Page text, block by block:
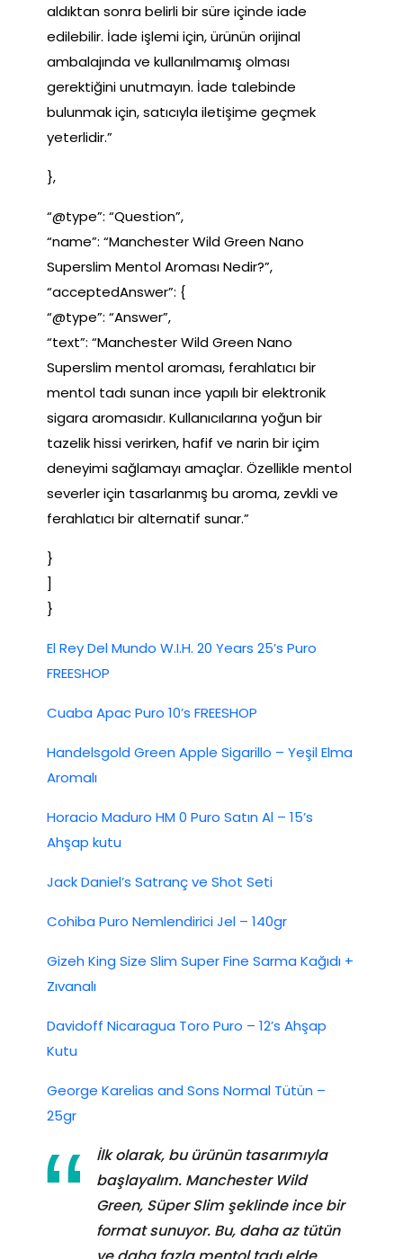
aldıktan sonra belirli bir süre içinde iade
edilebilir. İade işlemi için, ürünün orijinal
ambalajında ve kullanılmamış olması
gerektiğini unutmayın. İade talebinde
bulunmak için, satıcıyla iletişime geçmek
yeterlidir.”
},
“@type”: “Question”,
“name”: “Manchester Wild Green Nano
Superslim Mentol Aroması Nedir?”,
“acceptedAnswer”: {
“@type”: “Answer”,
“text”: “Manchester Wild Green Nano
Superslim mentol aroması, ferahlatıcı bir
mentol tadı sunan ince yapılı bir elektronik
sigara aromasıdır. Kullanıcılarına yoğun bir
tazelik hissi verirken, hafif ve narin bir içim
deneyimi sağlamayı amaçlar. Özellikle mentol
severler için tasarlanmış bu aroma, zevkli ve
ferahlatıcı bir alternatif sunar.”
}
]
}
El Rey Del Mundo W.I.H. 20 Years 25’s Puro
FREESHOP
Cuaba Apac Puro 10’s FREESHOP
Handelsgold Green Apple Sigarillo – Yeşil Elma
Aromalı
Horacio Maduro HM 0 Puro Satın Al – 15’s
Ahşap kutu
Jack Daniel’s Satranç ve Shot Seti
Cohiba Puro Nemlendirici Jel – 140gr
Gizeh King Size Slim Super Fine Sarma Kağıdı +
Zıvanalı
Davidoff Nicaragua Toro Puro – 12’s Ahşap
Kutu
George Karelias and Sons Normal Tütün –
25gr
İlk olarak, bu ürünün tasarımıyla
başlayalım. Manchester Wild
Green, Süper Slim şeklinde ince bir
format sunuyor. Bu, daha az tütün